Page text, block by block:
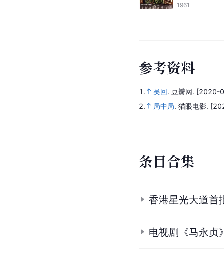
1961
参考资料
1. 吴回. 豆瓣网. [2020-
2.
局中局. 猫眼电影.
条目合集
香港星光大道首
电视剧《马永贞